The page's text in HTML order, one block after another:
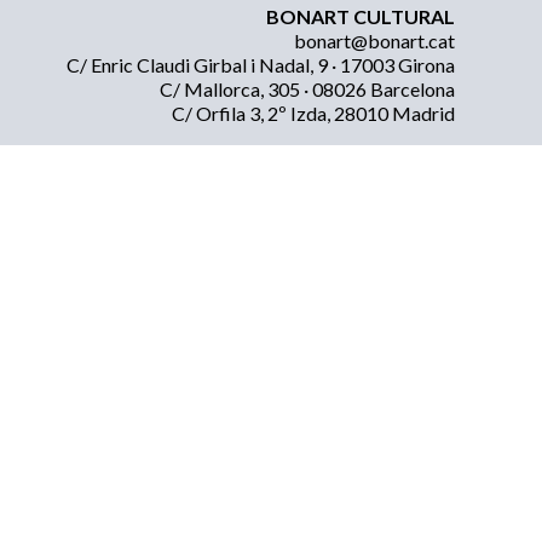
BONART CULTURAL
bonart@bonart.cat
C/ Enric Claudi Girbal i Nadal, 9 · 17003 Girona
C/ Mallorca, 305 · 08026 Barcelona
C/ Orfila 3, 2º Izda, 28010 Madrid